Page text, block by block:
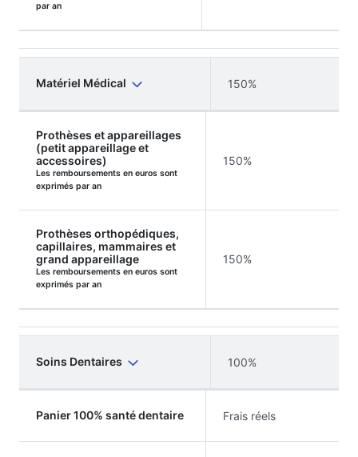
par an
Matériel Médical 150%
Prothèses et appareillages
(petit appareillage et
accessoires)
Les remboursements en euros sont
exprimés par an
150%
Prothèses orthopédiques,
capillaires, mammaires et
grand appareillage
Les remboursements en euros sont
exprimés par an
150%
Soins Dentaires 100%
Panier 100% santé dentaire Frais réels